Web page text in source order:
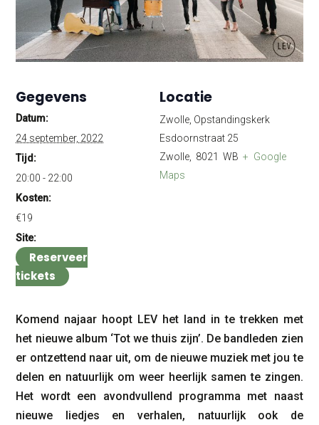
Komend najaar hoopt LEV het land in te trekken met
het nieuwe album ‘Tot we thuis zijn’. De bandleden zien
er ontzettend naar uit, om de nieuwe muziek met jou te
delen en natuurlijk om weer heerlijk samen te zingen.
Het wordt een avondvullend programma met naast
nieuwe liedjes en verhalen, natuurlijk ook de
Gegevens
Datum:
24 september, 2022
Tijd:
20:00 - 22:00
Kosten:
€19
Site:
Reserveer
tickets
Locatie
Zwolle, Opstandingskerk
Esdoornstraat 25
Zwolle
8021 WB + Google
Maps